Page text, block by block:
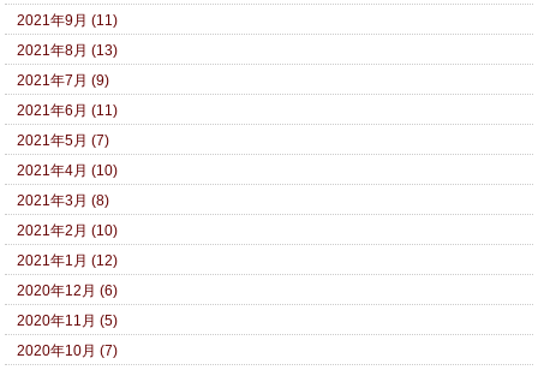
2021年9月 (11)
2021年8月 (13)
2021年7月 (9)
2021年6月 (11)
2021年5月 (7)
2021年4月 (10)
2021年3月 (8)
2021年2月 (10)
2021年1月 (12)
2020年12月 (6)
2020年11月 (5)
2020年10月 (7)